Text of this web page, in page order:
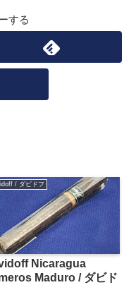
する
/ ダビドフ
Nicaragua
Maduro / ダビド